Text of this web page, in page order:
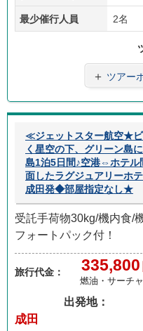
最少催行人員 2名
＋ ツアー
≪ジェットスター航空★
く星空の下、グリーン島
島1泊5日間♪空港⇔ホテル
面したラグジュアリーホ
成田発◆部屋指定なし★
受託手荷物30kg/機内食/
フォートパック付！
旅行代金： 335,800
燃油・サーチ
出発地：
成田